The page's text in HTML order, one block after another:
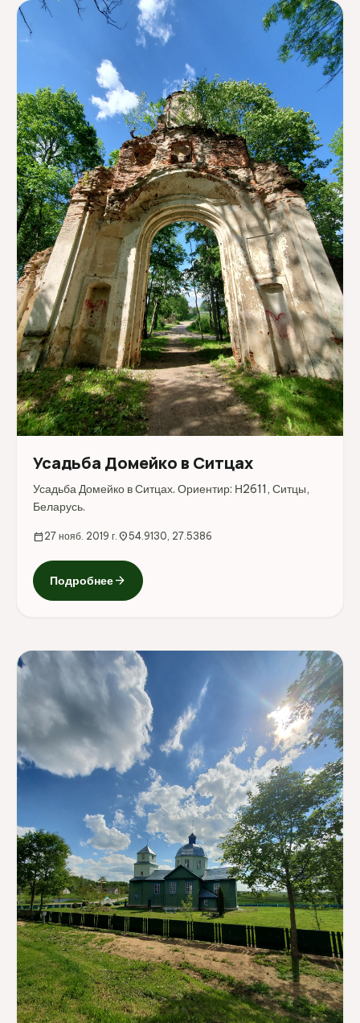
Усадьба Домейко в Ситцах
Усадьба Домейко в Ситцах. Ориентир: Н2611, Ситцы,
Беларусь.
calendar_today 27 нояб. 2019 г. location_on54.9130, 27.5386
Подробнееarrow_forward